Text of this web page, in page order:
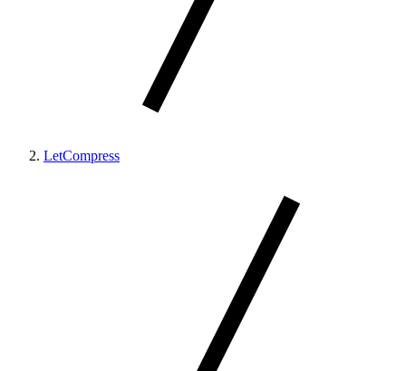
LetCompress